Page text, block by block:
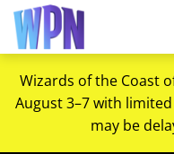
Wizards of the Coast
August 3–7 with
may be